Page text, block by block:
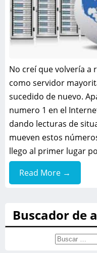
No creí que volvería a
como servidor
sucedido de nuevo.
numero 1 en el
dando lecturas de
mueven estos
llego al primer lugar
Read More →
Buscador de
Buscar: